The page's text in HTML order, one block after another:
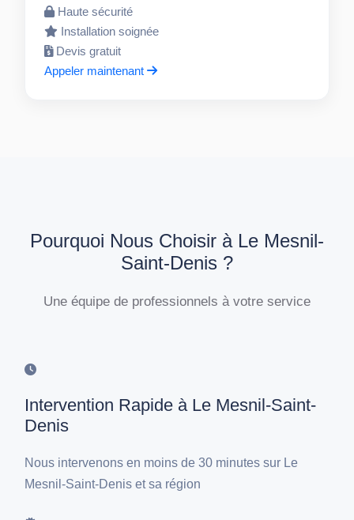
Haute sécurité
Installation soignée
Devis gratuit
Appeler maintenant
Pourquoi Nous Choisir à Le Mesnil-
Saint-Denis ?
Une équipe de professionnels à votre service
Intervention Rapide à Le Mesnil-Saint-
Denis
Nous intervenons en moins de 30 minutes sur Le
Mesnil-Saint-Denis et sa région